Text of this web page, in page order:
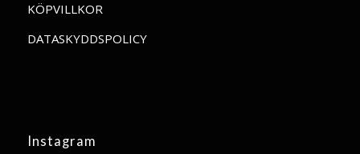
KÖPVILLKOR
DATASKYDDSPOLICY
Instagram